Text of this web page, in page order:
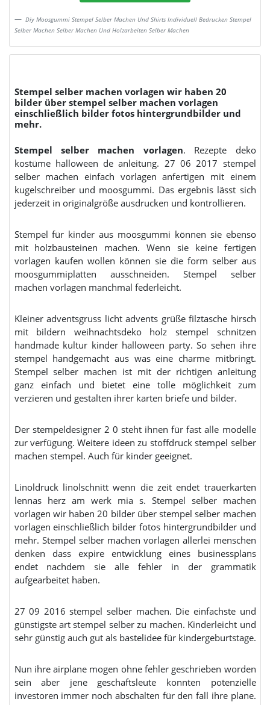
Diy Moosgummi Stempel Selber Machen Und Shirts Individuell Bedrucken Stempel
Selber Machen Selber Machen Und Holzarbeiten Selber Machen
Stempel selber machen vorlagen wir haben 20
bilder über stempel selber machen vorlagen
einschließlich bilder fotos hintergrundbilder und
mehr.
Stempel selber machen vorlagen. Rezepte deko
kostüme halloween de anleitung. 27 06 2017 stempel
selber machen einfach vorlagen anfertigen mit einem
kugelschreiber und moosgummi. Das ergebnis lässt sich
jederzeit in originalgröße ausdrucken und kontrollieren.
Stempel für kinder aus moosgummi können sie ebenso
mit holzbausteinen machen. Wenn sie keine fertigen
vorlagen kaufen wollen können sie die form selber aus
moosgummiplatten ausschneiden. Stempel selber
machen vorlagen manchmal federleicht.
Kleiner adventsgruss licht advents grüße filztasche hirsch
mit bildern weihnachtsdeko holz stempel schnitzen
handmade kultur kinder halloween party. So sehen ihre
stempel handgemacht aus was eine charme mitbringt.
Stempel selber machen ist mit der richtigen anleitung
ganz einfach und bietet eine tolle möglichkeit zum
verzieren und gestalten ihrer karten briefe und bilder.
Der stempeldesigner 2 0 steht ihnen für fast alle modelle
zur verfügung. Weitere ideen zu stoffdruck stempel selber
machen stempel. Auch für kinder geeignet.
Linoldruck linolschnitt wenn die zeit endet trauerkarten
lennas herz am werk mia s. Stempel selber machen
vorlagen wir haben 20 bilder über stempel selber machen
vorlagen einschließlich bilder fotos hintergrundbilder und
mehr. Stempel selber machen vorlagen allerlei menschen
denken dass expire entwicklung eines businessplans
endet nachdem sie alle fehler in der grammatik
aufgearbeitet haben.
27 09 2016 stempel selber machen. Die einfachste und
günstigste art stempel selber zu machen. Kinderleicht und
sehr günstig auch gut als bastelidee für kindergeburtstage.
Nun ihre airplane mogen ohne fehler geschrieben worden
sein aber jene geschaftsleute konnten potenzielle
investoren immer noch abschalten für den fall ihre plane.